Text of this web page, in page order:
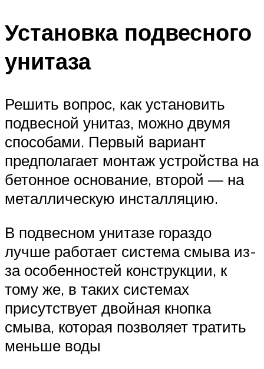
Установка подвесного
унитаза
Решить вопрос, как установить
подвесной унитаз, можно двумя
способами. Первый вариант
предполагает монтаж устройства на
бетонное основание, второй — на
металлическую инсталляцию.
В подвесном унитазе гораздо
лучше работает система смыва из-
за особенностей конструкции, к
тому же, в таких системах
присутствует двойная кнопка
смыва, которая позволяет тратить
меньше воды